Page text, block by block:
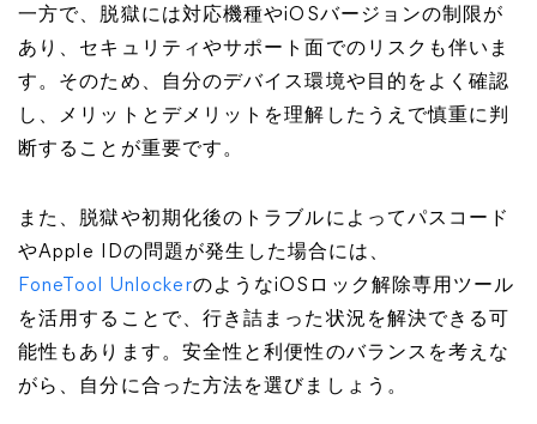
一方で、脱獄には対応機種やiOSバージョンの制限が
あり、セキュリティやサポート面でのリスクも伴いま
す。そのため、自分のデバイス環境や目的をよく確認
し、メリットとデメリットを理解したうえで慎重に判
断することが重要です。
また、脱獄や初期化後のトラブルによってパスコード
やApple IDの問題が発生した場合には、
FoneTool UnlockerのようなiOSロック解除専用ツール
を活用することで、行き詰まった状況を解決できる可
能性もあります。安全性と利便性のバランスを考えな
がら、自分に合った方法を選びましょう。